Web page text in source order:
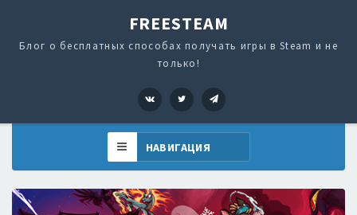
FREESTEAM
Блог о бесплатных способах получать игры в Steam и не
только!
VK Twitter